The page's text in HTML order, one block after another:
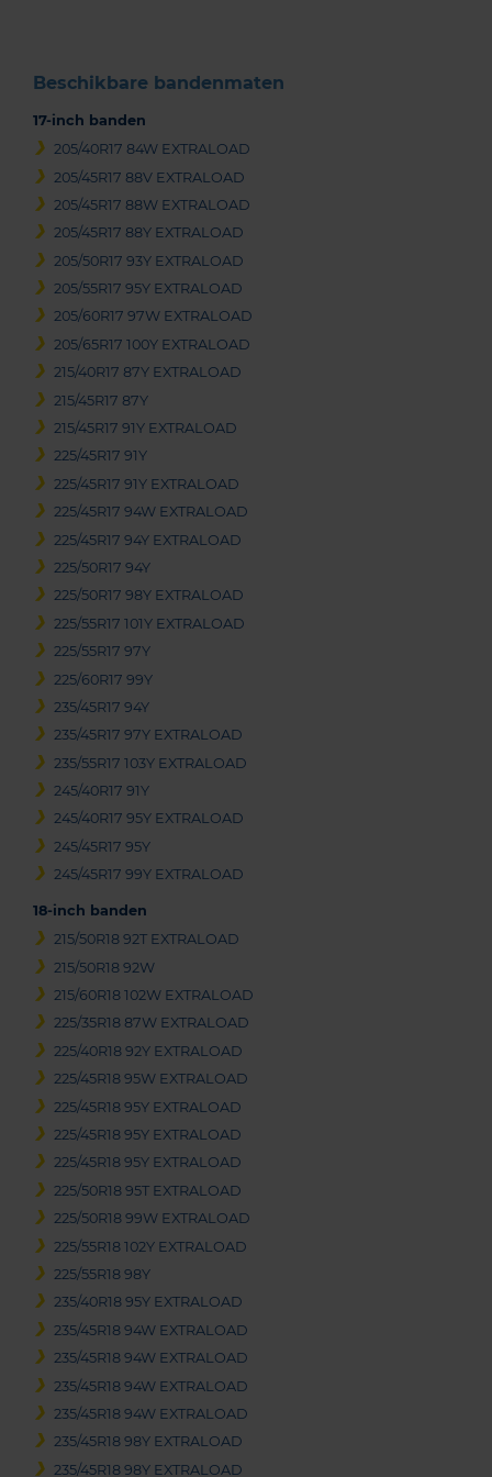
Beschikbare bandenmaten
17-inch banden
205/40R17 84W EXTRALOAD
205/45R17 88V EXTRALOAD
205/45R17 88W EXTRALOAD
205/45R17 88Y EXTRALOAD
205/50R17 93Y EXTRALOAD
205/55R17 95Y EXTRALOAD
205/60R17 97W EXTRALOAD
205/65R17 100Y EXTRALOAD
215/40R17 87Y EXTRALOAD
215/45R17 87Y
215/45R17 91Y EXTRALOAD
225/45R17 91Y
225/45R17 91Y EXTRALOAD
225/45R17 94W EXTRALOAD
225/45R17 94Y EXTRALOAD
225/50R17 94Y
225/50R17 98Y EXTRALOAD
225/55R17 101Y EXTRALOAD
225/55R17 97Y
225/60R17 99Y
235/45R17 94Y
235/45R17 97Y EXTRALOAD
235/55R17 103Y EXTRALOAD
245/40R17 91Y
245/40R17 95Y EXTRALOAD
245/45R17 95Y
245/45R17 99Y EXTRALOAD
18-inch banden
215/50R18 92T EXTRALOAD
215/50R18 92W
215/60R18 102W EXTRALOAD
225/35R18 87W EXTRALOAD
225/40R18 92Y EXTRALOAD
225/45R18 95W EXTRALOAD
225/45R18 95Y EXTRALOAD
225/45R18 95Y EXTRALOAD
225/45R18 95Y EXTRALOAD
225/50R18 95T EXTRALOAD
225/50R18 99W EXTRALOAD
225/55R18 102Y EXTRALOAD
225/55R18 98Y
235/40R18 95Y EXTRALOAD
235/45R18 94W EXTRALOAD
235/45R18 94W EXTRALOAD
235/45R18 94W EXTRALOAD
235/45R18 94W EXTRALOAD
235/45R18 98Y EXTRALOAD
235/45R18 98Y EXTRALOAD